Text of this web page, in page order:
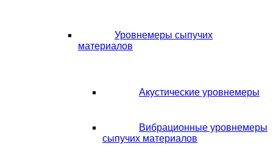
Уровнемеры сыпучих
материалов
Акустические уровнемеры
Вибрационные уровнемеры
сыпучих материалов